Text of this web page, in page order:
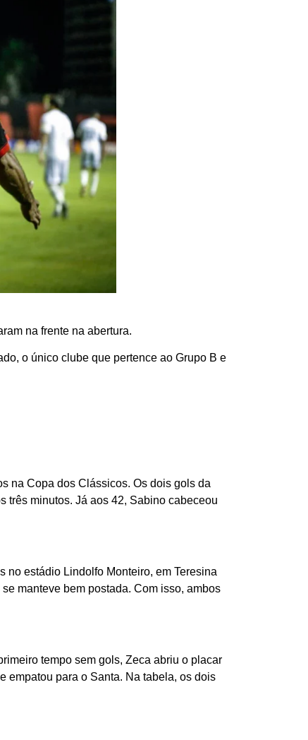
na frente na abertura.
o único clube que pertence ao Grupo B e
na Copa dos Clássicos. Os dois gols da
três minutos. Já aos 42, Sabino cabeceou
no estádio Lindolfo Monteiro, em Teresina
manteve bem postada. Com isso, ambos
tempo sem gols, Zeca abriu o placar
empatou para o Santa. Na tabela, os dois